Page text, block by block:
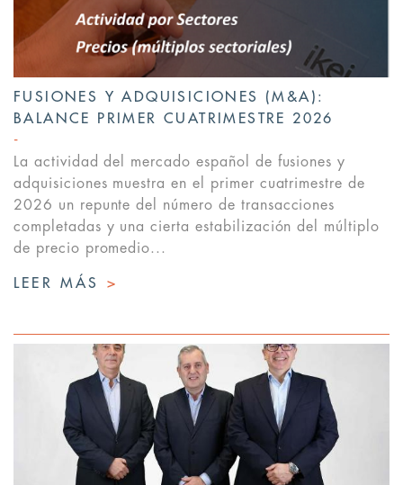
FUSIONES Y ADQUISICIONES (M&A):
BALANCE PRIMER CUATRIMESTRE 2026
La actividad del mercado español de fusiones y
adquisiciones muestra en el primer cuatrimestre de
2026 un repunte del número de transacciones
completadas y una cierta estabilización del múltiplo
de precio promedio...
LEER MÁS >